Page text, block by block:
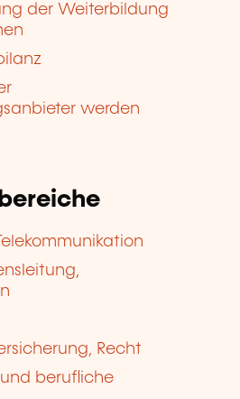
der Weiterbildung
werden
Recht
berufliche